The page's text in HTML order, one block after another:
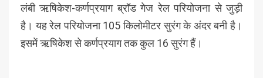
लंबी ऋषिकेश-कर्णप्रयाग ब्रॉड गेज रेल परियोजना से जुड़ी
है। यह रेल परियोजना 105 किलोमीटर सुरंग के अंदर बनी है।
इसमें ऋषिकेश से कर्णप्रयाग तक कुल 16 सुरंग हैं।